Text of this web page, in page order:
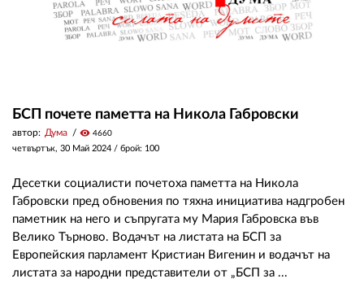
БСП почете паметта на Никола Габровски
автор: Дума visibility 4660
четвъртък, 30 Май 2024 / брой: 100
Десетки социалисти почетоха паметта на Никола
Габровски пред обновения по тяхна инициатива надгробен
паметник на него и съпругата му Мария Габровска във
Велико Търново. Водачът на листата на БСП за
Европейския парламент Кристиан Вигенин и водачът на
листата за народни представители от „БСП за ...